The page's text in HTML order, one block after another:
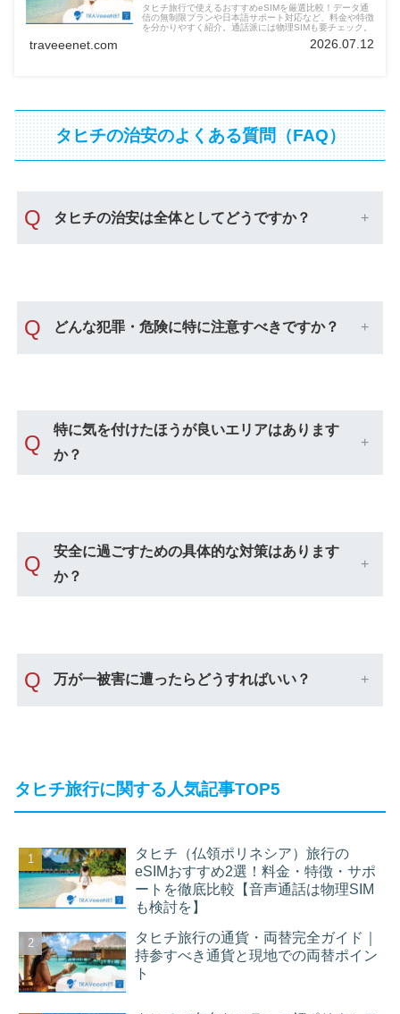
タヒチ旅行で使えるおすすめeSIMを厳選比較！データ通
信の無制限プランや日本語サポート対応など、料金や特徴
を分かりやすく紹介。通話派には物理SIMも要チェック。
traveeenet.com 2026.07.12
タヒチの治安のよくある質問（FAQ）
Q タヒチの治安は全体としてどうですか？
Q どんな犯罪・危険に特に注意すべきですか？
Q
特に気を付けたほうが良いエリアはあります
か？
Q
安全に過ごすための具体的な対策はあります
か？
Q 万が一被害に遭ったらどうすればいい？
タヒチ旅行に関する人気記事TOP5
タヒチ（仏領ポリネシア）旅行の
eSIMおすすめ2選！料金・特徴・サポ
ートを徹底比較【音声通話は物理SIM
も検討を】
タヒチ旅行の通貨・両替完全ガイド｜
持参すべき通貨と現地での両替ポイン
ト